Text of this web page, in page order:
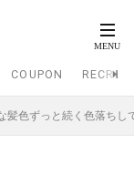
COUPON
髪色ずっと続く♩色落ち